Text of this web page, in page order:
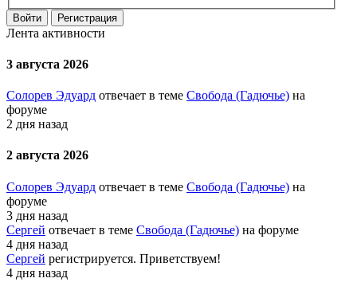
Войти Регистрация
Лента активности
3 августа 2026
Солорев Эдуард отвечает в теме Свобода (Гадючье) на
форуме
2 дня назад
2 августа 2026
Солорев Эдуард отвечает в теме Свобода (Гадючье) на
форуме
3 дня назад
Сергей отвечает в теме Свобода (Гадючье) на форуме
4 дня назад
Сергей регистрируется. Приветствуем!
4 дня назад